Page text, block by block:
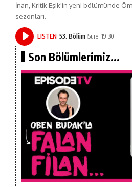
İnan, Kritik Eşik'in yeni bölümünde
sezonları.
LISTEN 53. Bölüm Süre: 19:30
Son Bölümlerimiz...